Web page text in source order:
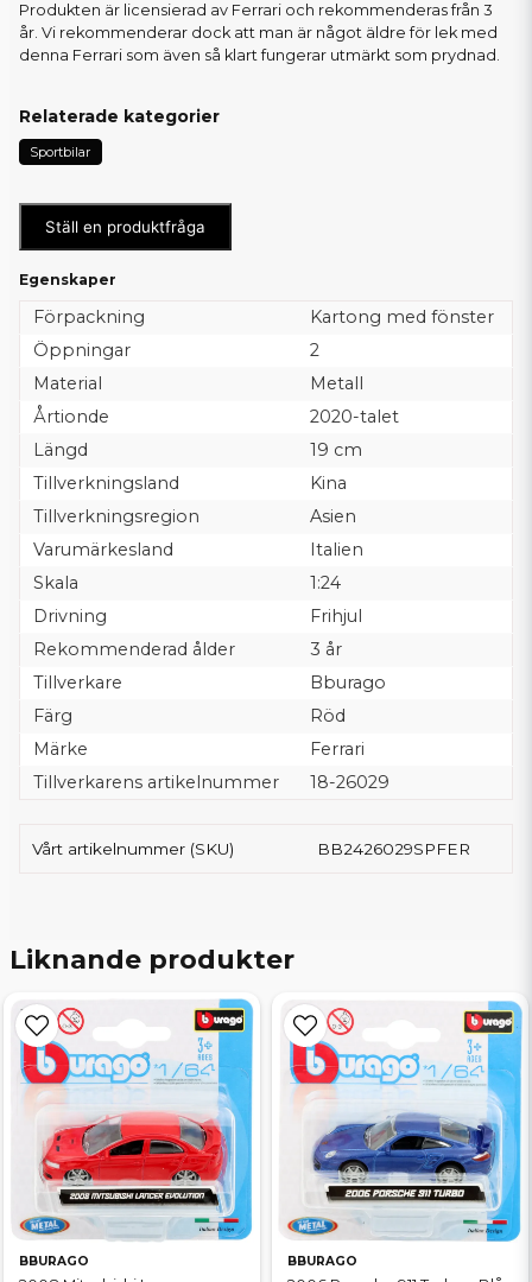
Produkten är licensierad av Ferrari och rekommenderas från 3
år. Vi rekommenderar dock att man är något äldre för lek med
denna Ferrari som även så klart fungerar utmärkt som prydnad.
Relaterade kategorier
Sportbilar
Ställ en produktfråga
Egenskaper
Förpackning
Kartong med fönster
Öppningar
2
Material
Metall
Årtionde
2020-talet
Längd
19 cm
Tillverkningsland
Kina
Tillverkningsregion
Asien
Varumärkesland
Italien
Skala
1:24
Drivning
Frihjul
Rekommenderad ålder
3 år
Tillverkare
Bburago
Färg
Röd
Märke
Ferrari
Tillverkarens artikelnummer
18-26029
Vårt artikelnummer (SKU) BB2426029SPFER
Liknande produkter
BBURAGO BBURAGO